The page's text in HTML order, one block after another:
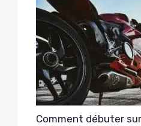
Comment débuter